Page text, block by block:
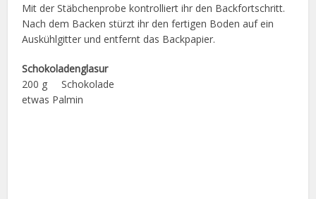
Mit der Stäbchenprobe kontrolliert ihr den Backfortschritt.
Nach dem Backen stürzt ihr den fertigen Boden auf ein
Auskühlgitter und entfernt das Backpapier.
Schokoladenglasur
200 g Schokolade
etwas Palmin